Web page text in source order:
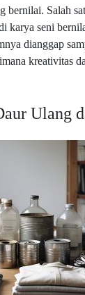
bernilai. Salah
karya seni
dianggap
kreativitas
Ulang